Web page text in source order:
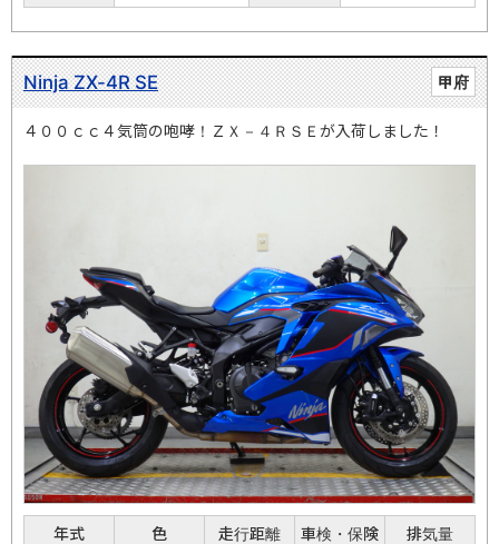
甲府
Ninja ZX-4R SE
４００ｃｃ４気筒の咆哮！ＺＸ－４ＲＳＥが入荷しました！
年式 色 走行距離 車検・保険
排気量